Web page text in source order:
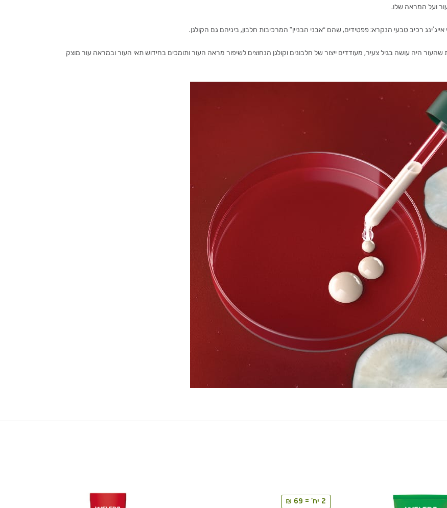
ועל המראה שלו.
רכיב טבעי הנקרא: פפטידים, שהם “אבני הבניין” המרכיבות חלבון, ביניהם גם הקולגן.
היה עושה בגיל צעיר, מעודדים ייצור של חלבונים וקולגן הנחוצים לשיפור מראה העור ותומכים בחידוש תאי העור ובמראה עור מוצק
2 יח' = 69 ₪